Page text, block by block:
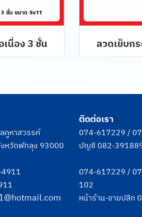
นื่อง 3 ชั้น ลวดเย็บก
คูหาสวรรค์
หวัดพัทลุง 93000
ติดต่อเรา
074-617229/
บัญชี 082-
074-617229/
102
หน้าร้าน-ขายปลีก